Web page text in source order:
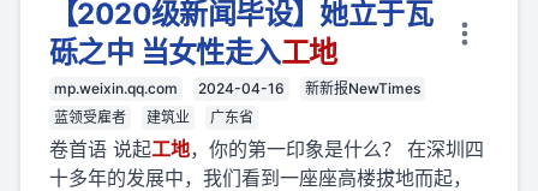
【2020级新闻毕设】她立于瓦
砾之中 当女性走入工地
mp.weixin.qq.com 2024-04-16
新新报NewTimes
蓝领受雇者
建筑业 广东省
卷首语 说起工地，你的第一印象是什么？ 在深圳四
十多年的发展中，我们看到一座座高楼拔地而起，